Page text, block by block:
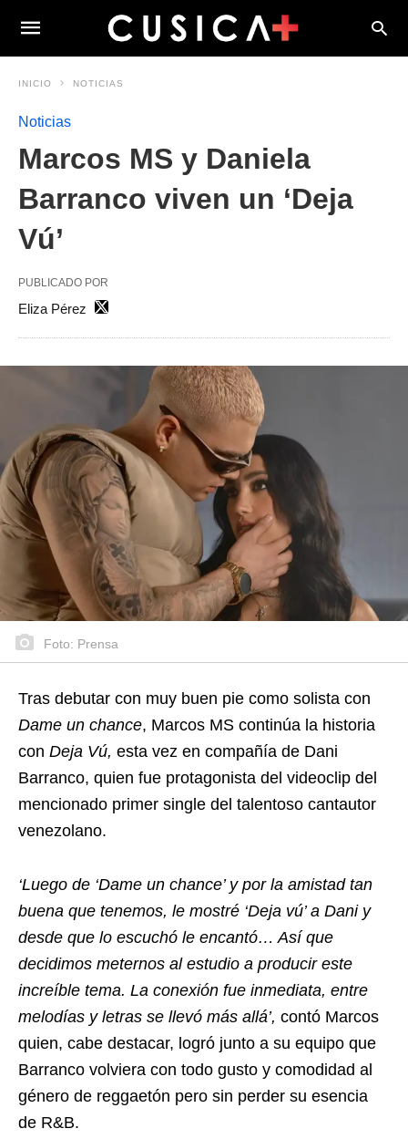
INICIO NOTICIAS
Noticias
Marcos MS y Daniela
Barranco viven un ‘Deja
Vú’
PUBLICADO POR
Eliza Pérez
Foto: Prensa
Tras debutar con muy buen pie como solista con
Dame un chance, Marcos MS continúa la historia
con Deja Vú, esta vez en compañía de Dani
Barranco, quien fue protagonista del videoclip del
mencionado primer single del talentoso cantautor
venezolano.
‘Luego de ‘Dame un chance’ y por la amistad tan
buena que tenemos, le mostré ‘Deja vú’ a Dani y
desde que lo escuchó le encantó… Así que
decidimos meternos al estudio a producir este
increíble tema. La conexión fue inmediata, entre
melodías y letras se llevó más allá’, contó Marcos
quien, cabe destacar, logró junto a su equipo que
Barranco volviera con todo gusto y comodidad al
género de reggaetón pero sin perder su esencia
de R&B.